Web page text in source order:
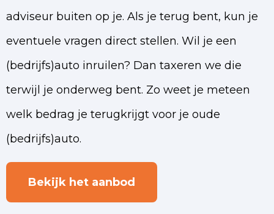
adviseur buiten op je. Als je terug bent, kun je
eventuele vragen direct stellen. Wil je een
(bedrijfs)auto inruilen? Dan taxeren we die
terwijl je onderweg bent. Zo weet je meteen
welk bedrag je terugkrijgt voor je oude
(bedrijfs)auto.
Bekijk het aanbod